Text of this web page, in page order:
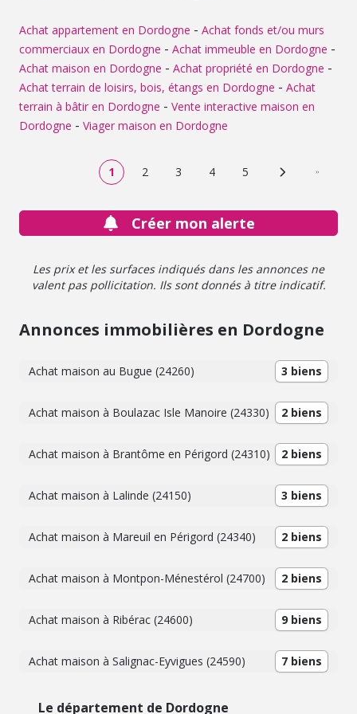
véranda, ainsi que d'une grande salle d'eau avec douche
et baignoire. À l'extérieur, la propriété dispose de deux
entrées goudronnées, d'un barbecue en pierre et d'une
piscine à débordement avec jacuzzi (à remettre en état).
Le bien bénéficie également d'un grand sous-sol total
comprenant un studio indépendant aménagé (idéal pour
recevoir), une véritable cave à vin, une chaufferie ainsi
que le local technique de la piscine. Une opportunité
EUR. Nous vous invitons à prendre contact avec notre
étude pour tout complément d'information et pour
Achat appartement en Dordogne - Achat fonds et/ou murs
commerciaux en Dordogne - Achat immeuble en Dordogne -
Achat maison en Dordogne - Achat propriété en Dordogne -
Achat terrain de loisirs, bois, étangs en Dordogne - Achat
terrain à bâtir en Dordogne - Vente interactive maison en
Dordogne - Viager maison en Dordogne
1 2 3 4 5 Page suivante
Créer mon alerte
Les prix et les surfaces indiqués dans les annonces ne
valent pas pollicitation. Ils sont donnés à titre indicatif.
Annonces immobilières en Dordogne
Achat maison au Bugue (24260) 3 biens
Achat maison à Boulazac Isle Manoire (24330) 2 biens
Achat maison à Brantôme en Périgord (24310) 2 biens
Achat maison à Lalinde (24150) 3 biens
Achat maison à Mareuil en Périgord (24340) 2 biens
Achat maison à Montpon-Ménestérol (24700) 2 biens
Achat maison à Ribérac (24600) 9 biens
Achat maison à Salignac-Eyvigues (24590) 7 biens
Le département de Dordogne